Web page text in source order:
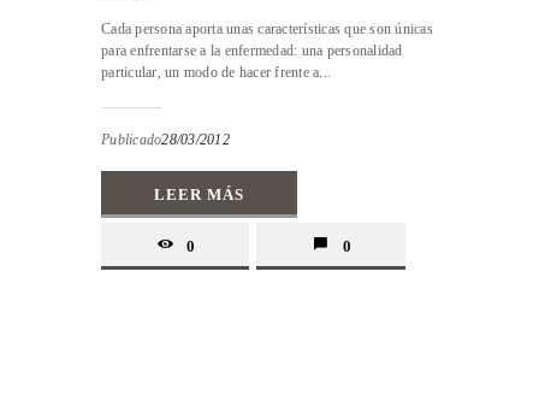
Cada persona aporta unas características que son únicas
para enfrentarse a la enfermedad: una personalidad
particular, un modo de hacer frente a...
Publicado28/03/2012
LEER MÁS
0 0